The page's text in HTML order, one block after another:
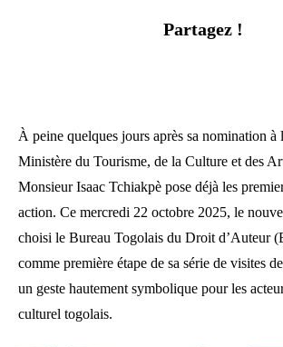
Partagez !
À peine quelques jours après sa nomination à
Ministère du Tourisme, de la Culture et des
Monsieur Isaac Tchiakpè pose déjà les
action. Ce mercredi 22 octobre 2025, le
choisi le Bureau Togolais du Droit d’Auteur
comme première étape de sa série de visites
un geste hautement symbolique pour les
culturel togolais.